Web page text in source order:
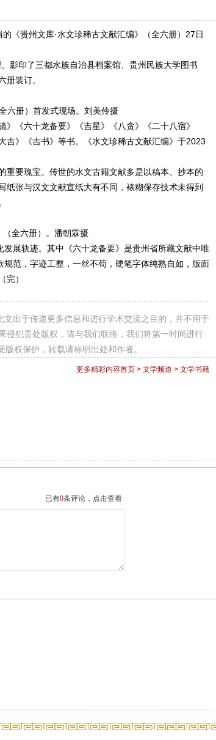
《贵州文库·水文珍稀古文献汇编》（全六册）27日
印了三都水族自治县档案馆、贵州民族大学图书
册装订。
册）首发式现场。刘美伶摄
《六十龙备要》《吉星》《八贪》《二十八宿》
吉》《吉书》等书。《水文珍稀古文献汇编》于2023
要瑰宝。传世的水文古籍文献多是以稿本、抄本的
张与汉文文献宣纸大有不同，裱糊保存技术未得到
全六册）。潘朝霖摄
轨迹。其中《六十龙备要》是贵州省所藏文献中唯
范，字迹工整，一丝不苟，硬笔字体纯熟自如，版面
完）
出于传递更多信息和进行学术交流之目的，并不用于
侵犯贵处版权，请与我们联络，我们将第一时间进行
权保护，转载请标明出处和作者。
更多精彩内容首页 > 文学频道 > 文学书籍
已有0条评论，点击查看